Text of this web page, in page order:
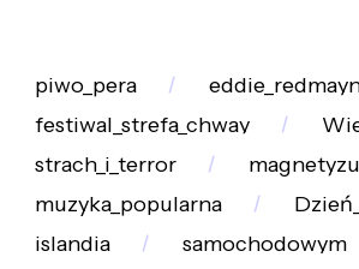
piwo_pera
festiwal_strefa_chway
strach_i_terror
muzyka_popularna
islandia
samochodowym